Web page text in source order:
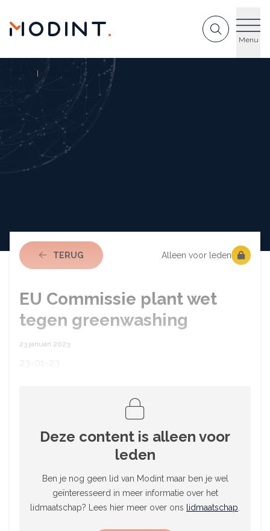
Menu
Actueel
TERUGNAAR ACTUEEL Alleen voor leden
EU Commissie plant wet
tegen greenwashing
23 januari 2023
Deze content is alleen voor
leden
Ben je nog geen lid van Modint maar ben je wel
geïnteresseerd in meer informatie over het
lidmaatschap? Lees hier meer over ons lidmaatschap